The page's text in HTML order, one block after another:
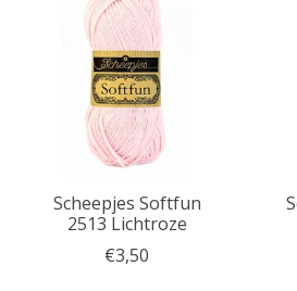
Scheepjes Softfun
2513 Lichtroze
€3,50